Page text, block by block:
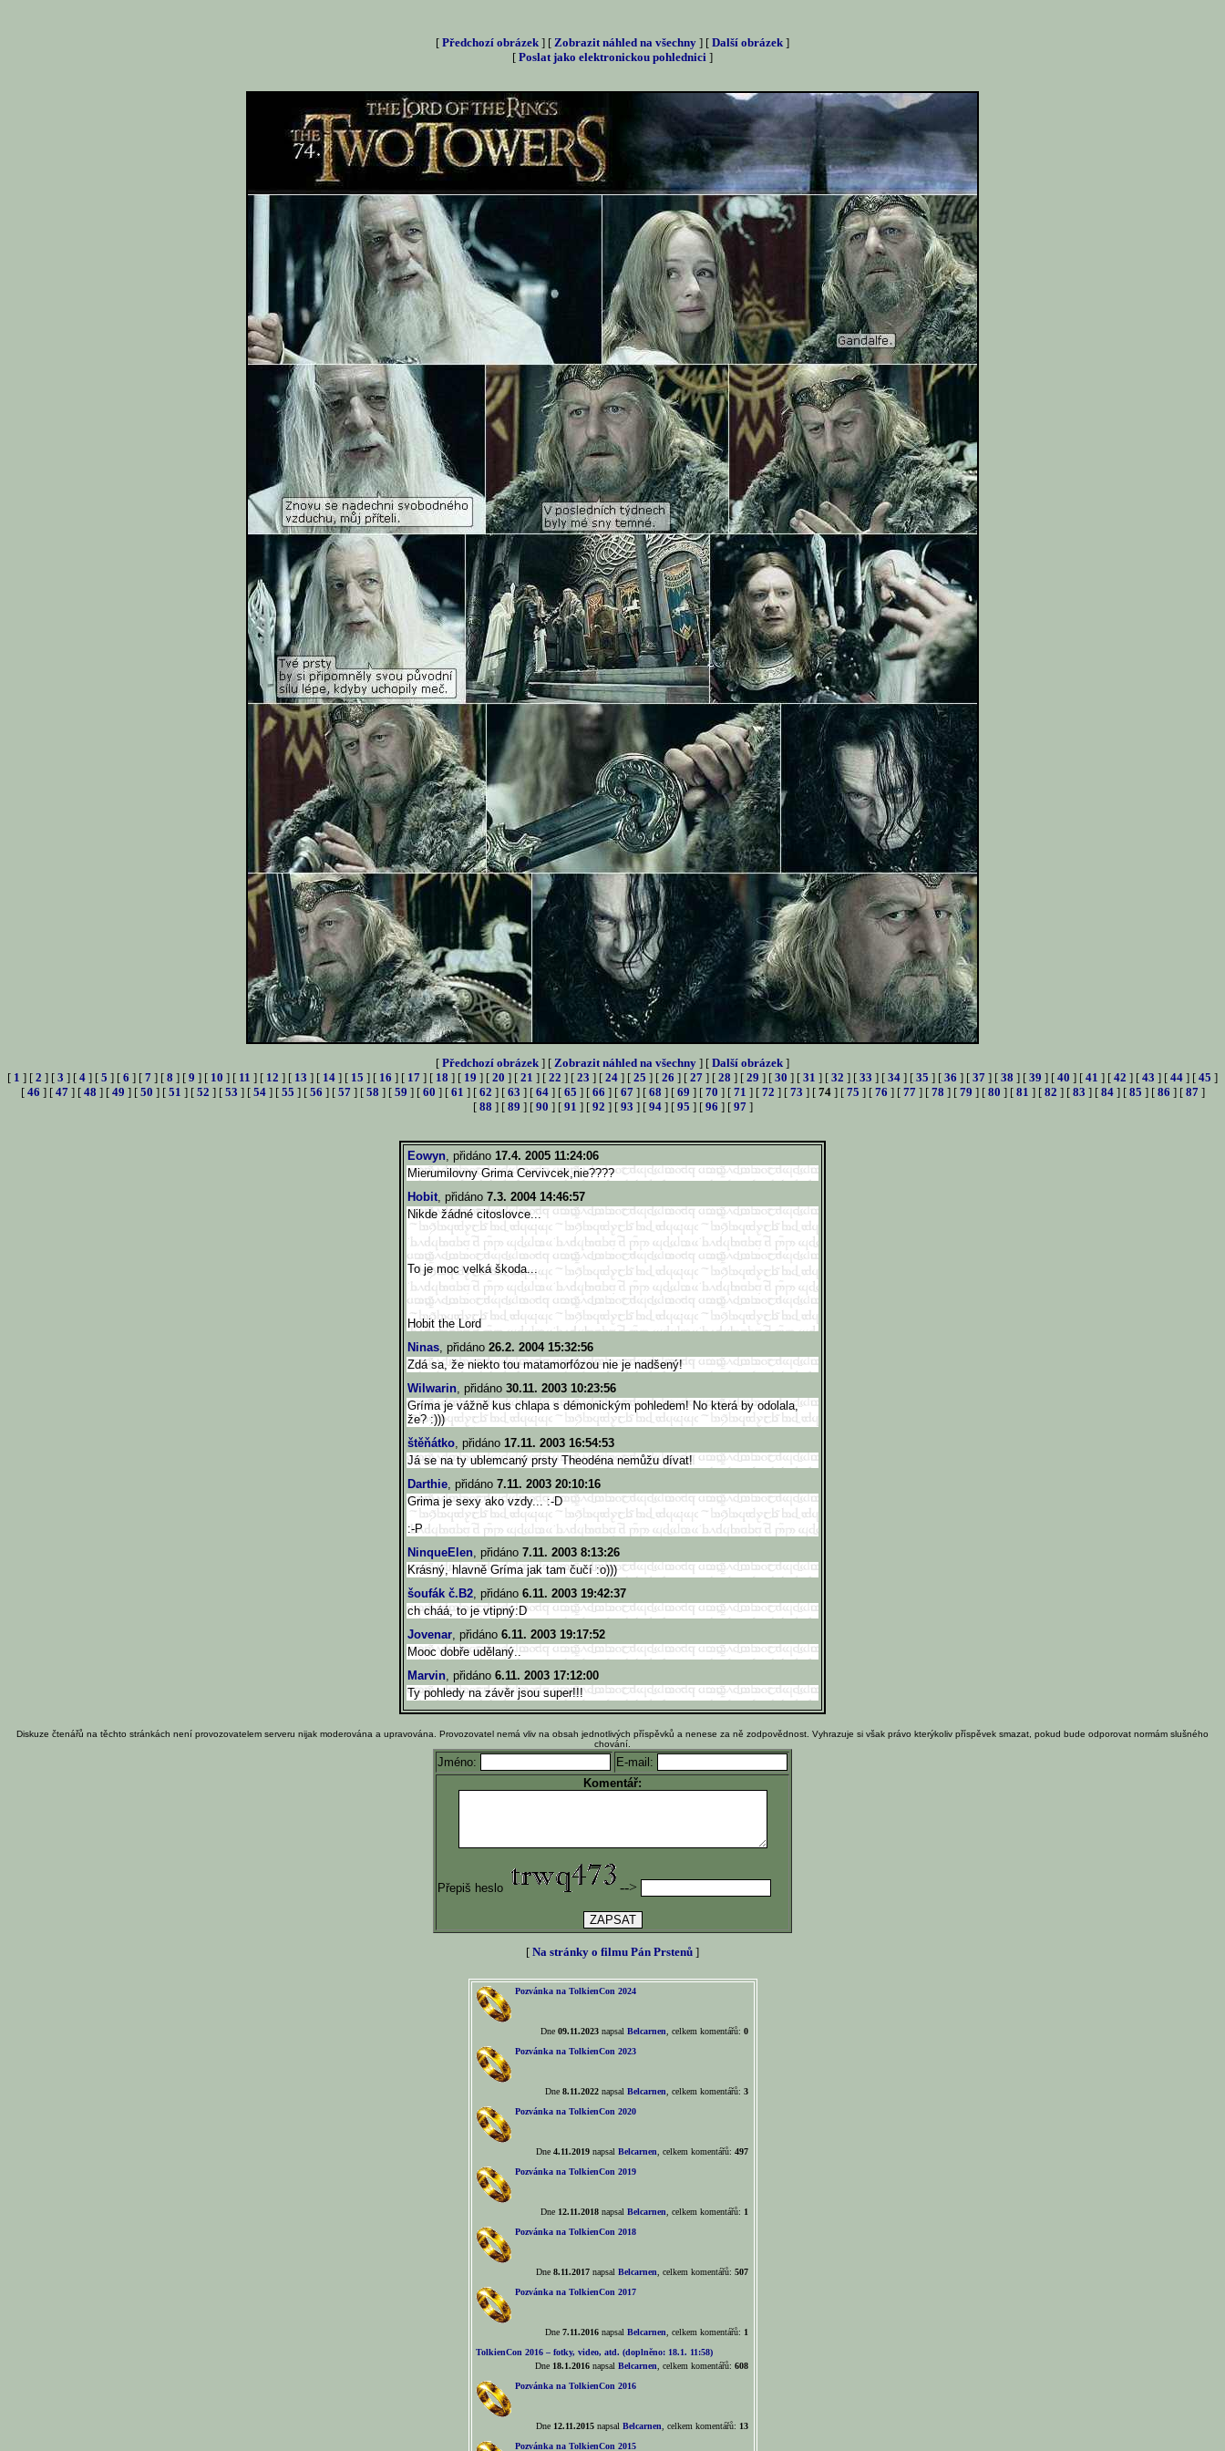
[ Předchozí obrázek ] [ Zobrazit náhled na všechny ] [ Další obrázek ]
[ Poslat jako elektronickou pohlednici ]
[ Předchozí obrázek ] [ Zobrazit náhled na všechny ] [ Další obrázek ]
[ 1 ] [ 2 ] [ 3 ] [ 4 ] [ 5 ] [ 6 ] [ 7 ] [ 8 ] [ 9 ] [ 10 ] [ 11 ] [ 12 ] [ 13 ] [ 14 ] [ 15 ] [ 16 ] [ 17 ] [ 18 ] [ 19 ] [ 20 ] [ 21 ] [ 22 ] [ 23 ] [ 24 ] [ 25 ] [ 26 ] [ 27 ] [ 28 ] [ 29 ] [ 30 ] [ 31 ] [ 32 ] [ 33 ] [ 34 ] [ 35 ] [ 36 ] [ 37 ] [ 38 ] [ 39 ] [ 40 ] [ 41 ] [ 42 ] [ 43 ] [ 44 ] [ 45 ]
[ 46 ] [ 47] [ 48 ] [ 49 ] [ 50 ] [ 51 ] [ 52 ] [ 53 ] [ 54] [ 55 ] [ 56 ] [ 57] [ 58 ] [ 59 ] [ 60 ] [ 61 ] [ 62 ] [ 63 ] [ 64] [ 65 ] [ 66 ] [ 67] [ 68 ] [ 69 ] [ 70 ] [ 71 ] [ 72 ] [ 73 ] [ 74] [ 75 ] [ 76 ] [ 77] [ 78 ] [ 79 ] [ 80 ] [ 81 ] [ 82 ] [ 83 ] [ 84] [ 85 ] [ 86 ] [ 87]
[ 88 ] [ 89 ] [ 90 ] [ 91 ] [ 92 ] [ 93 ] [ 94] [ 95 ] [ 96 ] [ 97]
Eowyn, přidáno 17.4. 2005 11:24:06
Mierumilovny Grima Cervivcek,nie????
Hobit, přidáno 7.3. 2004 14:46:57
Nikde žádné citoslovce...
To je moc velká škoda...
Hobit the Lord
Ninas, přidáno 26.2. 2004 15:32:56
Zdá sa, že niekto tou matamorfózou nie je nadšený!
Wilwarin, přidáno 30.11. 2003 10:23:56
Gríma je vážně kus chlapa s démonickým pohledem! No která by odolala,
že? :)))
štěňátko, přidáno 17.11. 2003 16:54:53
Já se na ty ublemcaný prsty Theodéna nemůžu dívat!
Darthie, přidáno 7.11. 2003 20:10:16
Grima je sexy ako vzdy... :-D
:-P
NinqueElen, přidáno 7.11. 2003 8:13:26
Krásný, hlavně Gríma jak tam čučí :o)))
šoufák č.B2, přidáno 6.11. 2003 19:42:37
ch cháá, to je vtipný:D
Jovenar, přidáno 6.11. 2003 19:17:52
Mooc dobře udělaný..
Marvin, přidáno 6.11. 2003 17:12:00
Ty pohledy na závěr jsou super!!!
Diskuze čtenářů na těchto stránkách není provozovatelem serveru nijak moderována a upravována. Provozovatel nemá vliv na obsah jednotlivých příspěvků a nenese za ně zodpovědnost. Vyhrazuje si však právo kterýkoliv příspěvek smazat, pokud bude odporovat normám slušného
chování.
Jméno:
E-mail:
Komentář:
Přepiš heslo -->
[ Na stránky o filmu Pán Prstenů ]
Pozvánka na TolkienCon 2024
Dne 09.11.2023napsal Belcarnen , celkem komentářů: 0
Pozvánka na TolkienCon 2023
Dne 8.11.2022napsal Belcarnen , celkem komentářů: 3
Pozvánka na TolkienCon 2020
Dne 4.11.2019napsal Belcarnen , celkem komentářů: 497
Pozvánka na TolkienCon 2019
Dne 12.11.2018napsal Belcarnen , celkem komentářů: 1
Pozvánka na TolkienCon 2018
Dne 8.11.2017napsal Belcarnen , celkem komentářů: 507
Pozvánka na TolkienCon 2017
Dne 7.11.2016napsal Belcarnen , celkem komentářů: 1
TolkienCon 2016 – fotky, video, atd. (doplněno: 18.1. 11:58)
Dne 18.1.2016napsal Belcarnen , celkem komentářů: 608
Pozvánka na TolkienCon 2016
Dne 12.11.2015napsal Belcarnen , celkem komentářů: 13
Pozvánka na TolkienCon 2015